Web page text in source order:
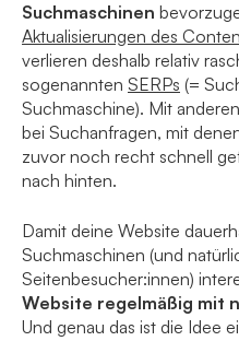
Suchmaschinen
Aktualisierungen des
verlieren deshalb relativ
sogenannten SERPs (=
Suchmaschine). Mit
bei Suchanfragen, mit
zuvor noch recht schnell
nach hinten.
Damit deine Website
Suchmaschinen (und
Seitenbesucher:innen)
Website regelmäßig mit
Und genau das ist die Idee